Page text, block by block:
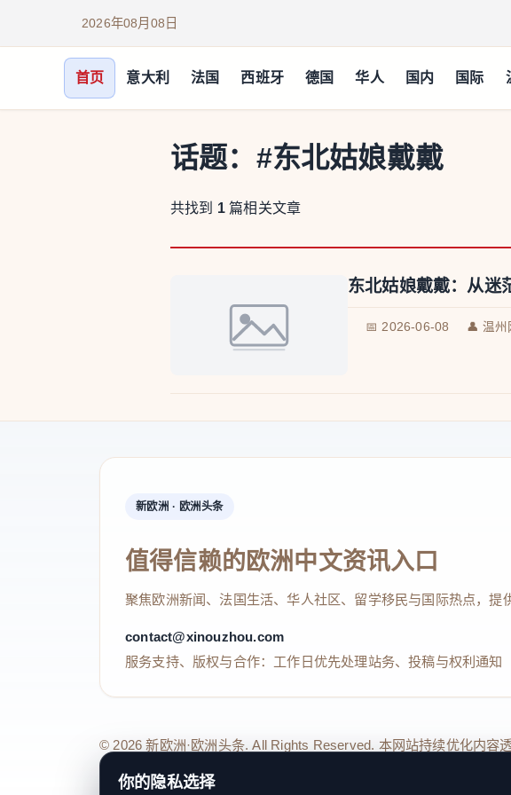
2026年08月08日
首页 意大利 法国 西班牙 德国 华人 国内 国际
话题： #东北姑娘戴戴
共找到 1 篇相关文章
东北姑娘戴戴：从迷
📅 2026-06-08 👤 温州
新欧洲 · 欧洲头条
值得信赖的欧洲中文资讯入口
聚焦欧洲新闻、法国生活、华人社区、留学移民与国际热点，
contact@xinouzhou.com
服务支持、版权与合作：工作日优先处理站务、投稿与权利通知
© 2026 新欧洲·欧洲头条. All Rights Reserved. 本网站持续优化内
关于我们法律声明编辑规范
你的隐私选择